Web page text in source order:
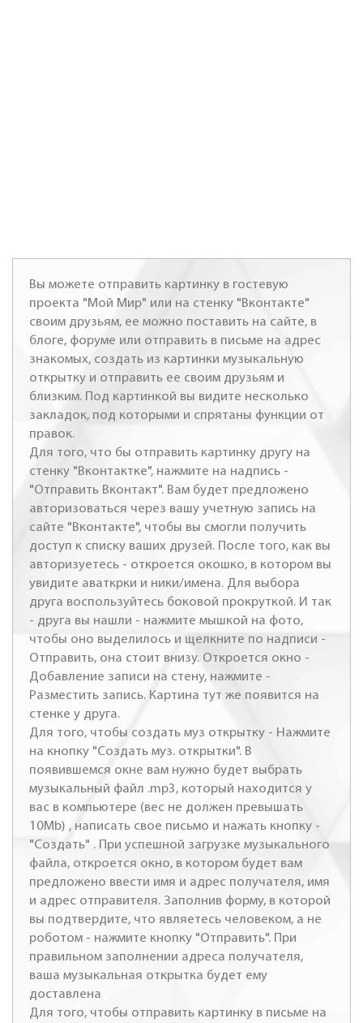
Вы можете отправить картинку в гостевую
проекта "Мой Мир" или на стенку "Вконтакте"
своим друзьям, ее можно поставить на сайте, в
блоге, форуме или отправить в письме на адрес
знакомых, создать из картинки музыкальную
открытку и отправить ее своим друзьям и
близким. Под картинкой вы видите несколько
закладок, под которыми и спрятаны функции от
правок.
Для того, что бы отправить картинку другу на
стенку "Вконтактке", нажмите на надпись -
"Отправить Вконтакт". Вам будет предложено
авторизоваться через вашу учетную запись на
сайте "Вконтакте", чтобы вы смогли получить
доступ к списку ваших друзей. После того, как вы
авторизуетесь - откроется окошко, в котором вы
увидите аваткрки и ники/имена. Для выбора
друга воспользуйтесь боковой прокруткой. И так
- друга вы нашли - нажмите мышкой на фото,
чтобы оно выделилось и щелкните по надписи -
Отправить, она стоит внизу. Откроется окно -
Добавление записи на стену, нажмите -
Разместить запись. Картина тут же появится на
стенке у друга.
Для того, чтобы создать муз открытку - Нажмите
на кнопку "Создать муз. открытки". В
появившемся окне вам нужно будет выбрать
музыкальный файл .mp3, который находится у
вас в компьютере (вес не должен превышать
10Mb) , написать свое письмо и нажать кнопку -
"Создать" . При успешной загрузке музыкального
файла, откроется окно, в котором будет вам
предложено ввести имя и адрес получателя, имя
и адрес отправителя. Заполнив форму, в которой
вы подтвердите, что являетесь человеком, а не
роботом - нажмите кнопку "Отправить". При
правильном заполнении адреса получателя,
ваша музыкальная открытка будет ему
доставлена
Для того, чтобы отправить картинку в письме на